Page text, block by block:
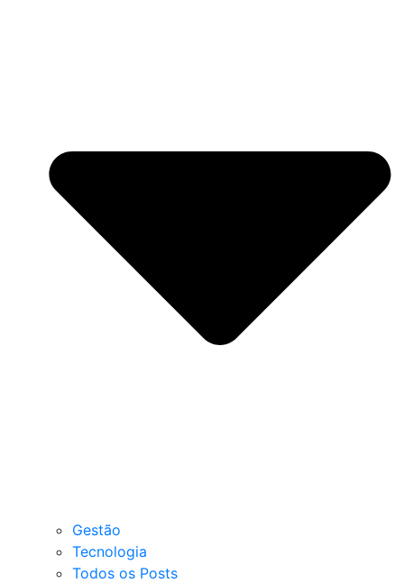
Gestão
Tecnologia
Todos os Posts